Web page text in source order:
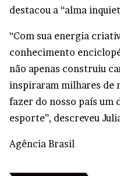
destacou a “alma
“Com sua energia
conhecimento
não apenas construiu
inspiraram milhares de
fazer do nosso país um
esporte”, descreveu
Agência Brasil